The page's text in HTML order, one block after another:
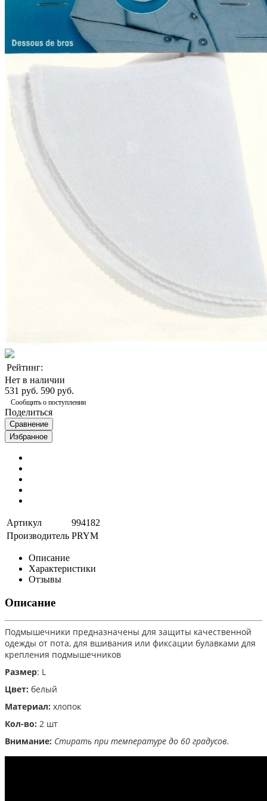
Рейтинг:
Нет в наличии
531 руб. 590 руб.
Сообщить о поступлении
Поделиться
Сравнение
Избранное
Артикул
994182
Производитель PRYM
Описание
Характеристики
Отзывы
Описание
Подмышечники предназначены для защиты качественной
одежды от пота, для вшивания или фиксации булавками для
крепления подмышечников
Размер: L
Цвет: белый
Материал: хлопок
Кол-во: 2 шт
Внимание: Стирать при температуре до 60 градусов.